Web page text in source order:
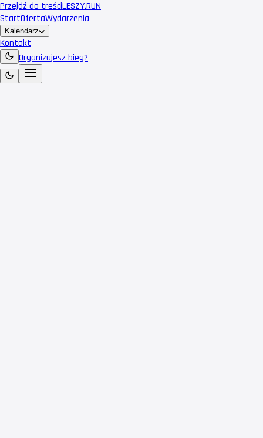
Przejdź do treściLESZY.RUN
StartOfertaWydarzenia
Kalendarz
Kontakt
Organizujesz bieg?